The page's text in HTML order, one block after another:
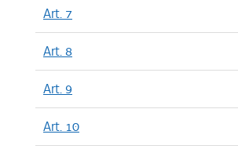
Art. 7
Art. 8
Art. 9
Art. 10